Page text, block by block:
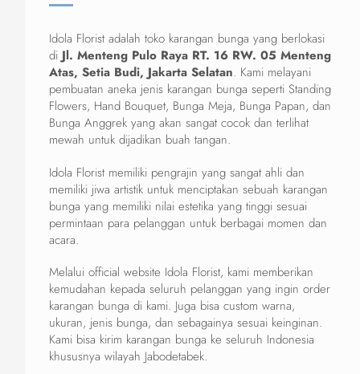
Idola Florist adalah toko karangan bunga yang berlokasi
di Jl. Menteng Pulo Raya RT. 16 RW. 05 Menteng
Atas, Setia Budi, Jakarta Selatan. Kami melayani
pembuatan aneka jenis karangan bunga seperti Standing
Flowers, Hand Bouquet, Bunga Meja, Bunga Papan, dan
Bunga Anggrek yang akan sangat cocok dan terlihat
mewah untuk dijadikan buah tangan.
Idola Florist memiliki pengrajin yang sangat ahli dan
memiliki jiwa artistik untuk menciptakan sebuah karangan
bunga yang memiliki nilai estetika yang tinggi sesuai
permintaan para pelanggan untuk berbagai momen dan
acara.
Melalui official website Idola Florist, kami memberikan
kemudahan kepada seluruh pelanggan yang ingin order
karangan bunga di kami. Juga bisa custom warna,
ukuran, jenis bunga, dan sebagainya sesuai keinginan.
Kami bisa kirim karangan bunga ke seluruh Indonesia
khususnya wilayah Jabodetabek.